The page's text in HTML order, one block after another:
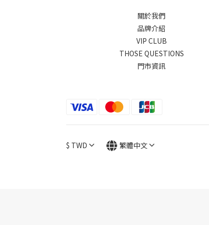
關於我們
品牌介紹
VIP CLUB
THOSE QUESTIONS
門市資訊
$ TWD 繁體中文